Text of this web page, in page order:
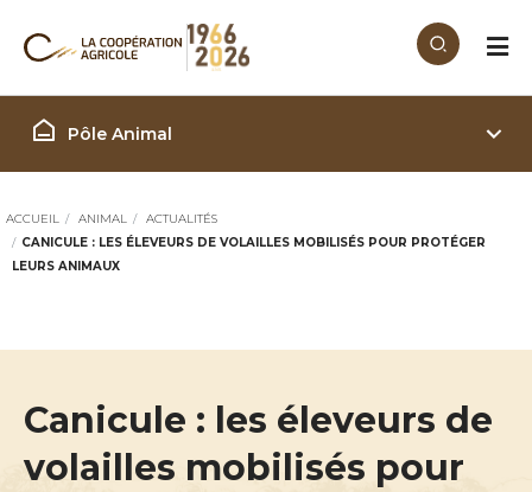
Filière Animal
Pôle Animal
ACCUEIL ANIMAL
ACTUALITÉS
CANICULE : LES ÉLEVEURS DE VOLAILLES MOBILISÉS POUR PROTÉGER
LEURS ANIMAUX
Canicule : les éleveurs de
volailles mobilisés pour